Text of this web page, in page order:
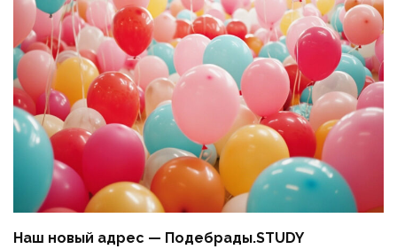
Наш новый адрес — Подебрады.STUDY